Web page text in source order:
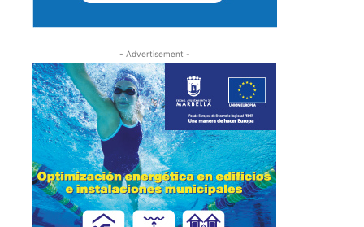
- Advertisement -